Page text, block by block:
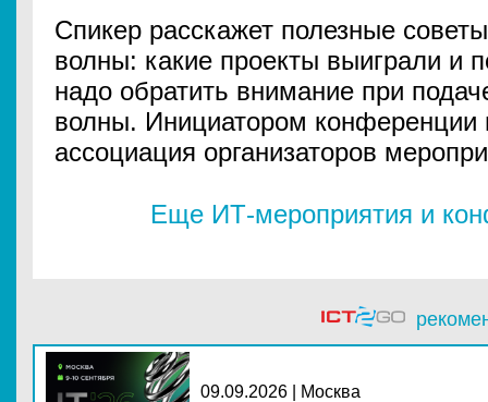
Спикер расскажет полезные
волны: какие проекты выиграли и
надо обратить внимание при
волны. Инициатором конференции
ассоциация организаторов
Еще ИТ-мероприятия и
09.09.2026 | Москва